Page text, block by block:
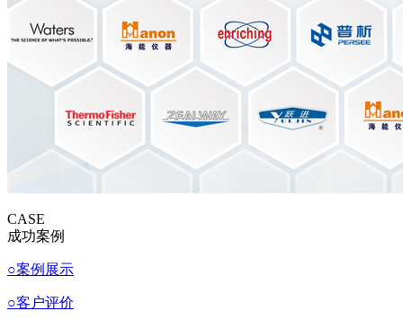
CASE
成功案例
○案例展示
○客户评价